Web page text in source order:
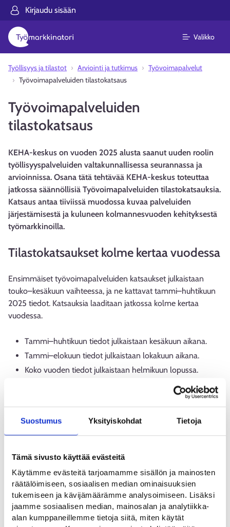
Suostumus Yksityiskohdat Tietoja
Tämä sivusto käyttää evästeitä
Käytämme evästeitä tarjoamamme sisällön ja mainosten
räätälöimiseen, sosiaalisen median ominaisuuksien
tukemiseen ja kävijämäärämme analysoimiseen. Lisäksi
jaamme sosiaalisen median, mainosalan ja analytiikka-
alan kumppaneillemme tietoja siitä, miten käytät
Kirjaudu sisään
Valikko
Työllisyys ja tilastot Arviointi ja tutkimus
Työvoimapalvelut
Työvoimapalveluiden tilastokatsaus
Työvoimapalveluiden
tilastokatsaus
KEHA-keskus on vuoden 2025 alusta saanut uuden roolin
työllisyyspalveluiden valtakunnallisessa seurannassa ja
arvioinnissa. Osana tätä tehtävää KEHA-keskus toteuttaa
jatkossa säännöllisiä Työvoimapalveluiden tilastokatsauksia.
Katsaus antaa tiiviissä muodossa kuvaa palveluiden
järjestämisestä ja kuluneen kolmannesvuoden kehityksestä
työmarkkinoilla.
Tilastokatsaukset kolme kertaa vuodessa
Ensimmäiset työvoimapalveluiden katsaukset julkaistaan
touko–kesäkuun vaihteessa, ja ne kattavat tammi–huhtikuun
2025 tiedot. Katsauksia laaditaan jatkossa kolme kertaa
vuodessa.
Tammi–huhtikuun tiedot julkaistaan kesäkuun aikana.
Tammi–elokuun tiedot julkaistaan lokakuun aikana.
Koko vuoden tiedot julkaistaan helmikuun lopussa.
Tammi-joulukuu 2025
Tammi-kesäkuu 2025
Tammi-huhtikuu 2025
* Vuonna 2025 poikkeuksellisesti tammi-kesäkuu yhteistyö-
ja seurantakeskusteluiden aikataulun vuoksi.
Päivitetty:15.6.2026